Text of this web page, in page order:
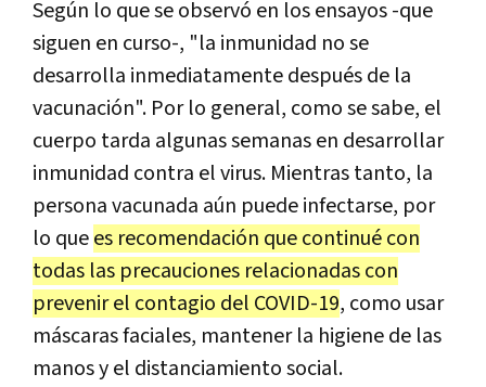
Según lo que se observó en los ensayos -que
siguen en curso-, "la inmunidad no se
desarrolla inmediatamente después de la
vacunación". Por lo general, como se sabe, el
cuerpo tarda algunas semanas en desarrollar
inmunidad contra el virus. Mientras tanto, la
persona vacunada aún puede infectarse, por
lo quees recomendación que continué con
todas las precauciones relacionadas con
prevenir el contagio del COVID-19, como usar
máscaras faciales, mantener la higiene de las
manos y el distanciamiento social.